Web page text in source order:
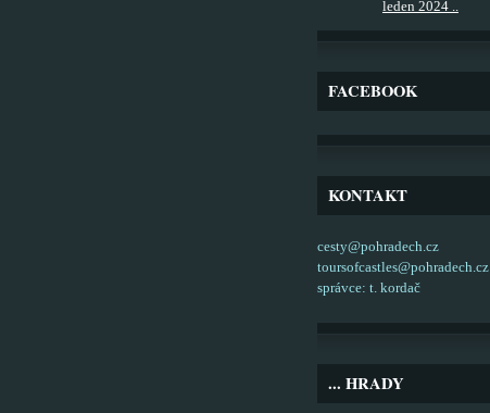
leden 2024 ..
FACEBOOK
KONTAKT
cesty@pohradech.cz
toursofcastles@pohradech.cz
správce: t. kordač
... HRADY